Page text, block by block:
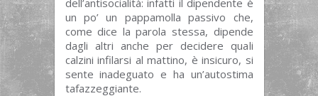
dell’antisocialità: infatti il dipendente è
un po’ un pappamolla passivo che,
come dice la parola stessa, dipende
dagli altri anche per decidere quali
calzini infilarsi al mattino, è insicuro, si
sente inadeguato e ha un’autostima
tafazzeggiante.